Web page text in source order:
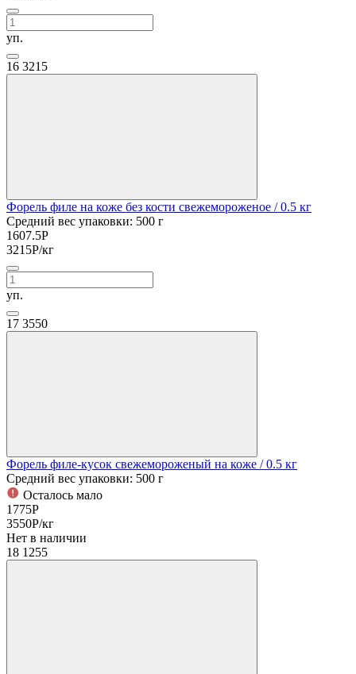
уп.
16 3215
Форель филе на коже без кости свежемороженое / 0.5 кг
Средний вес упаковки: 500 г
1607.5Р
3215Р/кг
уп.
17 3550
Форель филе-кусок свежемороженый на коже / 0.5 кг
Средний вес упаковки: 500 г
Осталось мало
1775Р
3550Р/кг
Нет в наличии
18 1255